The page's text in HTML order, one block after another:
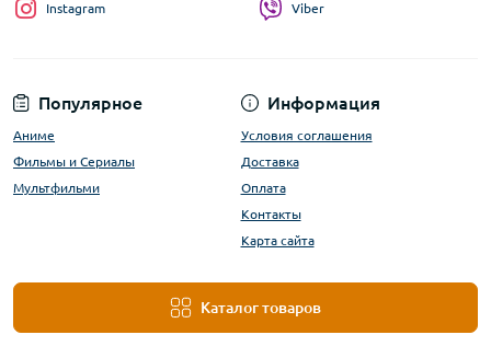
Популярное
Аниме
Фильмы и Сериалы
Мультфильми
Информация
Условия соглашения
Доставка
Оплата
Контакты
Карта сайта
Каталог товаров
Instagram Viber